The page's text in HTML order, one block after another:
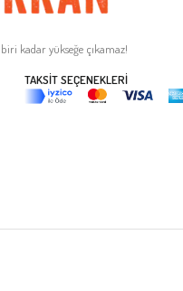
kadar yükseğe çıkamaz!
TAKSIT SEÇENEKLERI